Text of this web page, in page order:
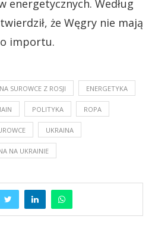
energetycznych. Według
że Węgry nie mają
importu.
SUROWCE Z ROSJI ENERGETYKA
POLITYKA ROPA
UKRAINA
NA UKRAINIE